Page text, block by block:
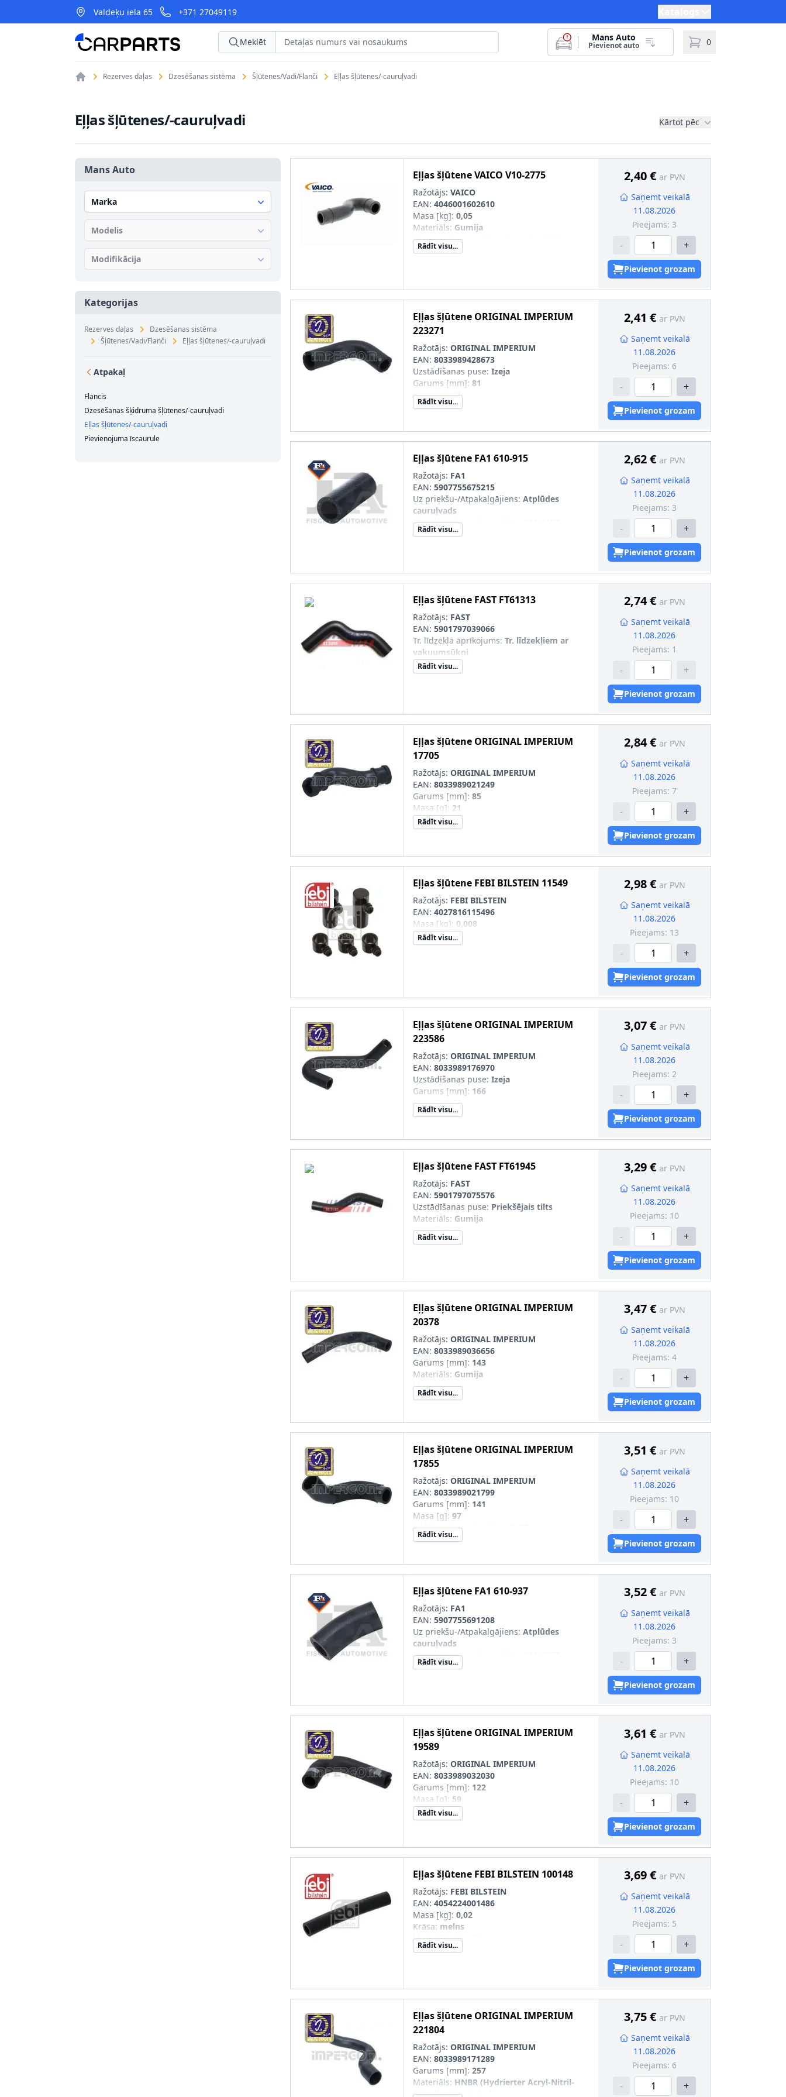
Valdeķu iela 65 +371 27049119
CarParts Meklēt Mans Auto
Pievienot auto 0
Rezerves daļas Dzesēšanas sistēma Šļūtenes/Vadi/Flanči Eļļas šļūtenes/-cauruļvadi
Eļļas šļūtenes/-cauruļvadi Kārtot pēc
Mans Auto
Marka
Modelis
Modifikācija
Kategorijas
Rezerves daļas
Dzesēšanas sistēma
Šļūtenes/Vadi/Flanči
Eļļas šļūtenes/-cauruļvadi
Atpakaļ
Flancis
Dzesēšanas šķidruma šļūtenes/-cauruļvadi
Eļļas šļūtenes/-cauruļvadi
Pievienojuma īscaurule
Eļļas šļūteneVAICO V10-2775
Ražotājs: VAICO
EAN: 4046001602610
Masa [kg]: 0,05
Materiāls: Gumija
Gaisa padeves sistēma-Caurules/Vadi
cilindru galvas vāka uz gaisa filtru
Rādīt visu...
2,40 € ar PVN
Saņemt veikalā
11.08.2026
Pieejams: 3
- +
Pievienot grozam
Eļļas šļūtene ORIGINAL IMPERIUM
223271
Ražotājs: ORIGINAL IMPERIUM
EAN: 8033989428673
Uzstādīšanas puse: Izeja
Garums [mm]: 81
Masa [g]:41
Iekšējais diametrs 1 [mm]
pāra artikulu numuri:223270
Rādīt visu...
2,41 € ar PVN
Saņemt veikalā
11.08.2026
Pieejams: 6
- +
Pievienot grozam
Eļļas šļūtene FA1 610-915
Ražotājs: FA1
EAN: 5907755675215
Uz priekšu-/Atpakaļgājiens: Atplūdes
cauruļvads
alternatīvais remkomplekts
papildus nepieciešmie artikuli (artikula
Rādīt visu...
2,62 € ar PVN
Saņemt veikalā
11.08.2026
Pieejams: 3
- +
Pievienot grozam
Eļļas šļūtene FAST FT61313
Ražotājs: FAST
EAN: 5901797039066
Tr. līdzekļa aprīkojums: Tr. līdzekļiem ar
vakuumsūkni
Rādīt visu...
2,74 € ar PVN
Saņemt veikalā
11.08.2026
Pieejams: 1
- +
Pievienot grozam
Eļļas šļūtene ORIGINAL IMPERIUM
17705
Ražotājs: ORIGINAL IMPERIUM
EAN: 8033989021249
Garums [mm]: 85
Masa [g]: 21
Rādīt visu...
2,84 € ar PVN
Saņemt veikalā
11.08.2026
Pieejams: 7
- +
Pievienot grozam
Eļļas šļūtene FEBI BILSTEIN 11549
Ražotājs: FEBI BILSTEIN
EAN: 4027816115496
Masa [kg]: 0,008
Rādīt visu...
2,98 € ar PVN
Saņemt veikalā
11.08.2026
Pieejams: 13
- +
Pievienot grozam
Eļļas šļūtene ORIGINAL IMPERIUM
223586
Ražotājs: ORIGINAL IMPERIUM
EAN: 8033989176970
Uzstādīšanas puse: Izeja
Garums [mm]: 166
Masa [g]:81
Iekšējais diametrs 1 [mm]
Rādīt visu...
3,07 € ar PVN
Saņemt veikalā
11.08.2026
Pieejams: 2
- +
Pievienot grozam
Eļļas šļūtene FAST FT61945
Ražotājs: FAST
EAN: 5901797075576
Uzstādīšanas puse: Priekšējais tilts
Materiāls: Gumija
Masa [g]:73
Rādīt visu...
3,29 € ar PVN
Saņemt veikalā
11.08.2026
Pieejams: 10
- +
Pievienot grozam
Eļļas šļūtene ORIGINAL IMPERIUM
20378
Ražotājs: ORIGINAL IMPERIUM
EAN: 8033989036656
Garums [mm]: 143
Materiāls: Gumija
Masa [g]:36
Rādīt visu...
3,47 € ar PVN
Saņemt veikalā
11.08.2026
Pieejams: 4
- +
Pievienot grozam
Eļļas šļūtene ORIGINAL IMPERIUM
17855
Ražotājs: ORIGINAL IMPERIUM
EAN: 8033989021799
Garums [mm]: 141
Masa [g]: 97
Iekšējais diametrs 1 [mm]
Iekšējais diametrs 2 [mm]
Rādīt visu...
3,51 € ar PVN
Saņemt veikalā
11.08.2026
Pieejams: 10
- +
Pievienot grozam
Eļļas šļūtene FA1 610-937
Ražotājs: FA1
EAN: 5907755691208
Uz priekšu-/Atpakaļgājiens: Atplūdes
cauruļvads
alternatīvais remkomplekts
papildus nepieciešmie artikuli (artikula
Rādīt visu...
3,52 € ar PVN
Saņemt veikalā
11.08.2026
Pieejams: 3
- +
Pievienot grozam
Eļļas šļūtene ORIGINAL IMPERIUM
19589
Ražotājs: ORIGINAL IMPERIUM
EAN: 8033989032030
Garums [mm]: 122
Masa [g]: 59
Rādīt visu...
3,61 € ar PVN
Saņemt veikalā
11.08.2026
Pieejams: 10
- +
Pievienot grozam
Eļļas šļūtene FEBI BILSTEIN 100148
Ražotājs: FEBI BILSTEIN
EAN: 4054224001486
Masa [kg]: 0,02
Krāsa: melns
Materiāls:Gumija
Iekšējais diametrs [mm]
Rādīt visu...
3,69 € ar PVN
Saņemt veikalā
11.08.2026
Pieejams: 5
- +
Pievienot grozam
Eļļas šļūtene ORIGINAL IMPERIUM
221804
Ražotājs: ORIGINAL IMPERIUM
EAN: 8033989171289
Garums [mm]: 257
Materiāls: HNBR (Hydrierter Acryl-Nitril-
Butadien-Kautschuk)
3,75 € ar PVN
Saņemt veikalā
11.08.2026
Pieejams: 6
- +